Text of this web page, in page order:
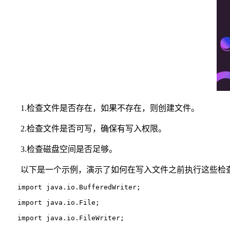
1.检查文件是否存在，如果不存在，则创建文件。
2.检查文件是否可写，确保有写入权限。
3.检查磁盘空间是否足够。
以下是一个示例，演示了如何在写入文件之前执行这些检
import java.io.BufferedWriter;
import java.io.File;
import java.io.FileWriter;